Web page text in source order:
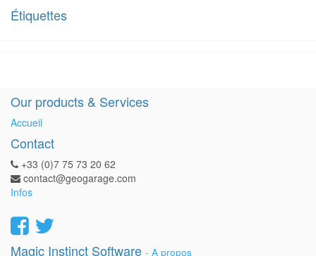
Étiquettes
Our products & Services
Accueil
Contact
+33 (0)7 75 73 20 62
contact@geogarage.com
Infos
Magic Instinct Software - A propos